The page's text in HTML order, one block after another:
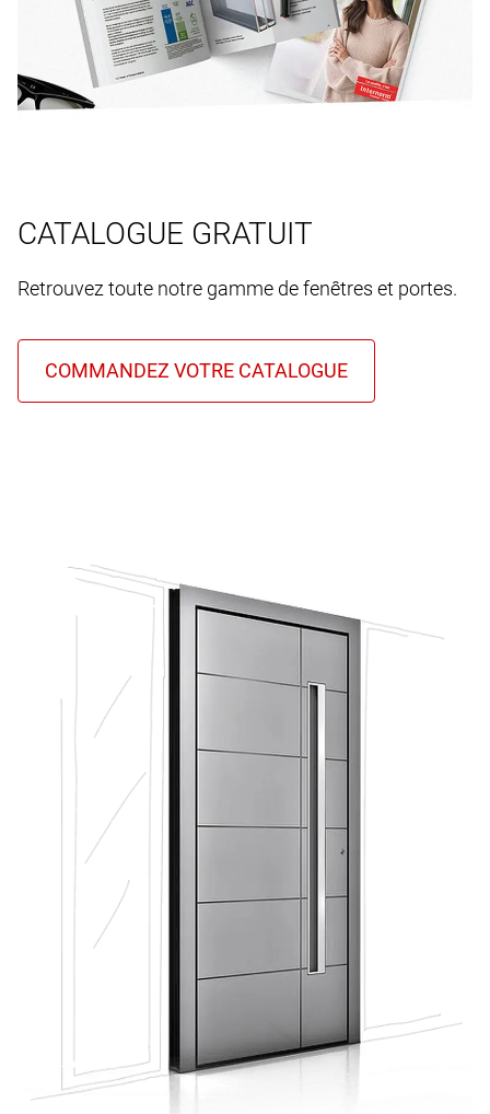
CATALOGUE GRATUIT
Retrouvez toute notre gamme de fenêtres et portes.